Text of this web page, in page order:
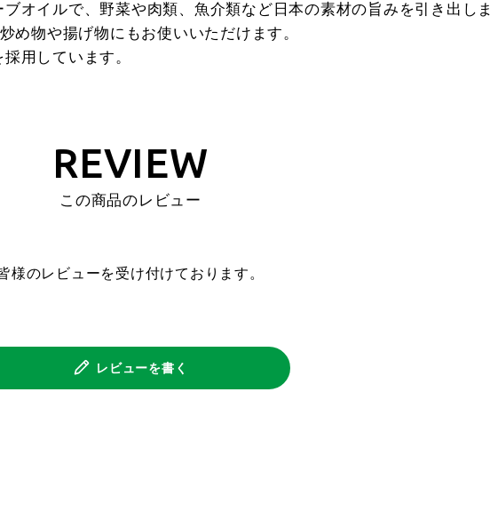
オイルで、野菜や肉類、魚介類など日本の素材の旨みを引き出しま
め物や揚げ物にもお使いいただけます。
用しています。
REVIEW
この商品のレビュー
様のレビューを受け付けております。
レビューを書く